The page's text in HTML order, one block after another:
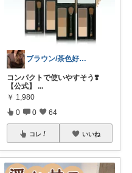
ブラウン/茶色好き🤎ノブたん
コンパクトで使いやすそう❣️
【公式】 ...
￥ 1,980
0 0 64
コレ いいね